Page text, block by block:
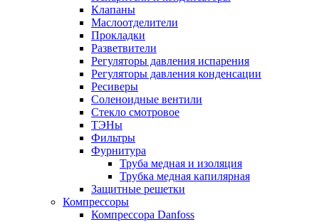
Клапаны
Маслоотделители
Прокладки
Разветвители
Регуляторы давления испарения
Регуляторы давления конденсации
Ресиверы
Соленоидные вентили
Стекло смотровое
ТЭНы
Фильтры
Фурнитура
Труба медная и изоляция
Трубка медная капилярная
Защитные решетки
Компрессоры
Компрессора Danfoss